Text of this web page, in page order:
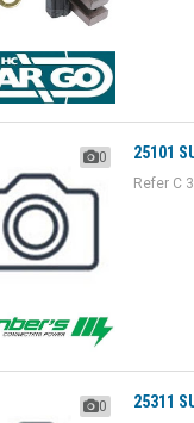
0 25101
Refer C
0 25311